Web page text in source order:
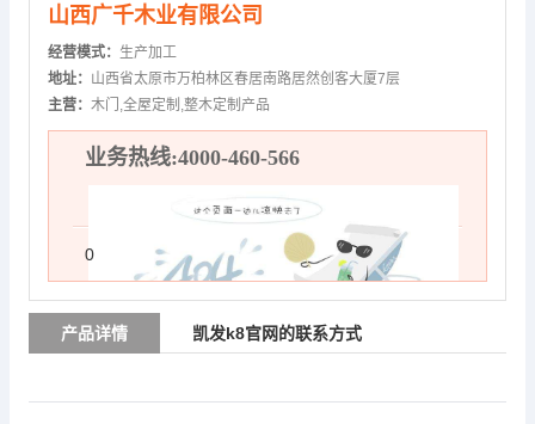
山西广千木业有限公司
经营模式： 生产加工
地址： 山西省太原市万柏林区春居南路居然创客大厦7层
主营： 木门,全屋定制,整木定制产品
业务热线:4000-460-566
0
产品详情 凯发k8官网的联系方式